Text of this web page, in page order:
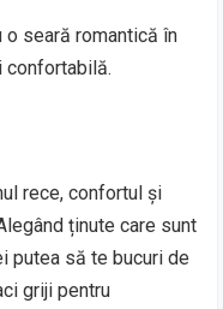
seară romantică în
confortabilă.
rece, confortul și
ținute care sunt
putea să te bucuri de
griji pentru